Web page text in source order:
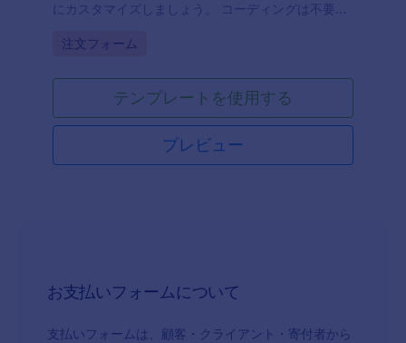
にカスタマイズしましょう。 コーディングは不要で
Go to Category:
注文フォーム
テンプレートを使用する
プレビュー
お支払いフォームについて
支払いフォームは、顧客・クライアント・寄付者から